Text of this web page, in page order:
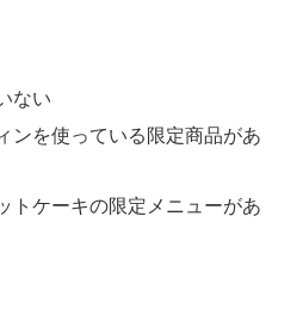
ない
ンを使っている限定商品があ
トケーキの限定メニューがあ